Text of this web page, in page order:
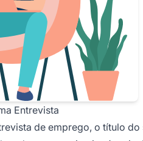
Entrevista
de emprego, o título do